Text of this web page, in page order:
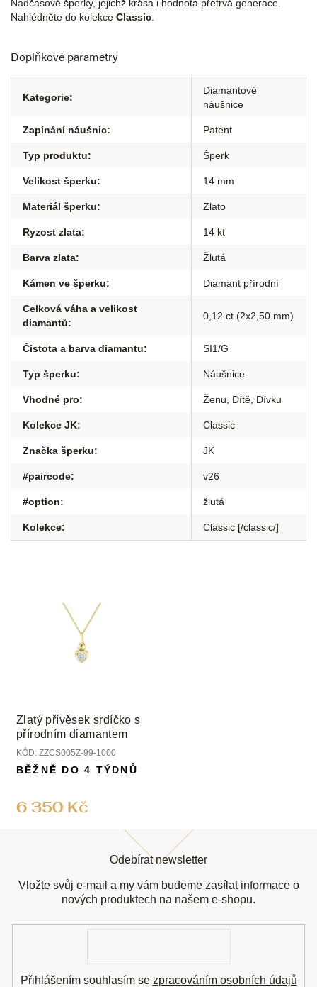
Nadčasové šperky, jejichž krása i hodnota přetrvá generace.
Nahlédněte do kolekce Classic
Doplňkové parametry
Kategorie:
Diamantové
náušnice
Zapínání náušnic: Patent
Typ produktu: Šperk
Velikost šperku: 14 mm
Materiál šperku: Zlato
Ryzost zlata: 14 kt
Barva zlata: Žlutá
Kámen ve šperku: Diamant přírodní
Celková váha a velikost
diamantů:
0,12 ct (2x2,50 mm)
Čistota a barva diamantu: SI1/G
Typ šperku: Náušnice
Vhodné pro: Ženu Dítě Dívku
Kolekce JK: Classic
Značka šperku: JK
#paircode: v26
#option: žlutá
Kolekce: Classic [/classic/]
Zlatý přívěsek srdíčko s
přírodním diamantem
KÓD: ZZCS005Z-99-1000
6 350 Kč
BĚŽNĚ DO 4 TÝDNŮ
Odebírat newsletter
Vložte svůj e-mail a my vám budeme zasílat informace o
nových produktech na našem e-shopu.
Přihlášením souhlasím se zpracováním osobních údajů